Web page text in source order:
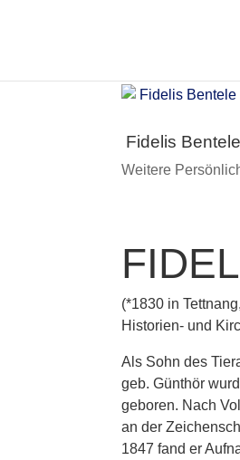
Fidelis Bentele
Weitere
(*1830 in
Historien- und
Als Sohn des
geb. Günthör
geboren. Nach
an der
1847 fand er